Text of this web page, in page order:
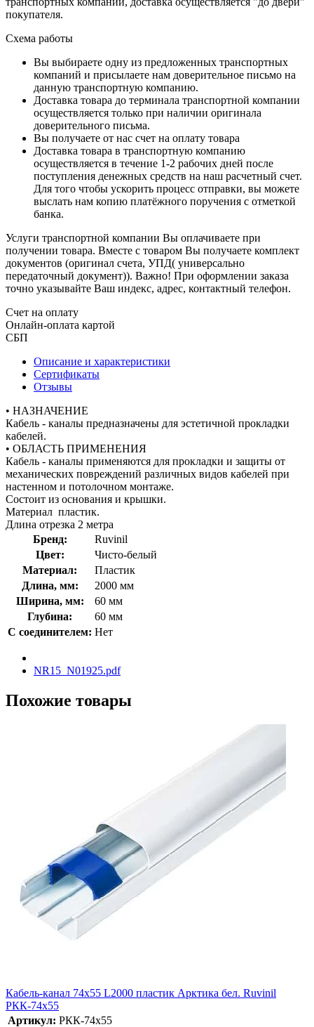
покупателя.
Схема работы
Вы выбираете одну из предложенных транспортных
компаний и присылаете нам доверительное письмо на
данную транспортную компанию.
Доставка товара до терминала транспортной компании
осуществляется только при наличии оригинала
доверительного письма.
Вы получаете от нас счет на оплату товара
Доставка товара в транспортную компанию
осуществляется в течение 1-2 рабочих дней после
поступления денежных средств на наш расчетный счет.
Для того чтобы ускорить процесс отправки, вы можете
выслать нам копию платёжного поручения с отметкой
банка.
Услуги транспортной компании Вы оплачиваете при
получении товара. Вместе с товаром Вы получаете комплект
документов (оригинал счета, УПД( универсально
передаточный документ)). Важно! При оформлении заказа
точно указывайте Ваш индекс, адрес, контактный телефон.
Счет на оплату
Онлайн-оплата картой
СБП
Описание и характеристики
Сертификаты
Отзывы
• НАЗНАЧЕНИЕ
Кабель - каналы предназначены для эстетичной прокладки
кабелей.
• ОБЛАСТЬ ПРИМЕНЕНИЯ
Кабель - каналы применяются для прокладки и защиты от
механических повреждений различных видов кабелей при
настенном и потолочном монтаже.
Состоит из основания и крышки.
Материал пластик.
Длина отрезка 2 метра
Бренд:
Ruvinil
Цвет:
Чисто-белый
Материал:
Пластик
Длина, мм:
2000 мм
Ширина, мм:
60 мм
Глубина:
60 мм
С соединителем: Нет
NR15_N01925.pdf
Похожие товары
Кабель-канал 74х55 L2000 пластик Арктика бел. Ruvinil
РКК-74х55
Артикул: РКК-74х55